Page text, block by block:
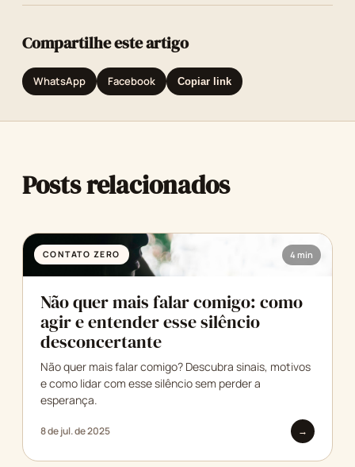
Compartilhe este artigo
WhatsApp Facebook Copiar link
Posts relacionados
CONTATO ZERO 4 min
Não quer mais falar comigo: como
agir e entender esse silêncio
desconcertante
Não quer mais falar comigo? Descubra sinais, motivos
e como lidar com esse silêncio sem perder a
esperança.
8 de jul. de 2025 →